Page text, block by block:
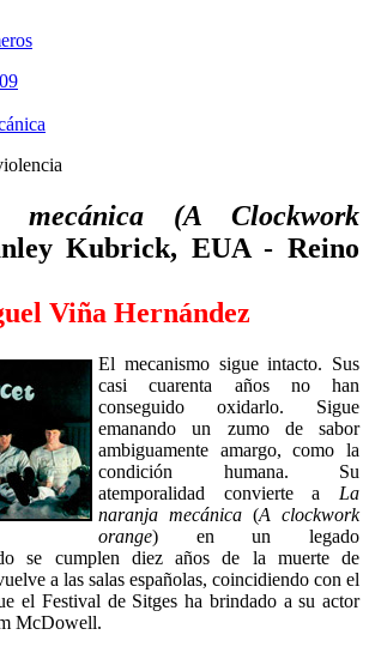
mecánica (A Clockwork
Kubrick, EUA - Reino
Viña Hernández
El mecanismo sigue intacto. Sus
casi cuarenta años no han
conseguido oxidarlo. Sigue
emanando un zumo de sabor
ambiguamente amargo, como la
condición humana. Su
atemporalidad convierte a La
naranja mecánica (A clockwork
orange)
en un legado
se cumplen diez años de la muerte de
a las salas españolas, coincidiendo con el
el Festival de Sitges ha brindado a su actor
McDowell.